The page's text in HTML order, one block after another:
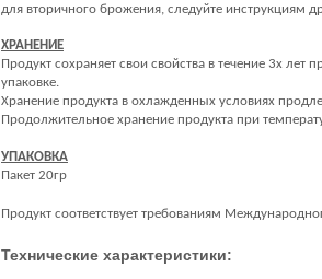
для вторичного брожения, следуйте инструкциям
ХРАНЕНИЕ
Продукт сохраняет свои свойства в течение 3х
упаковке.
Хранение продукта в охлажденных условиях
Продолжительное хранение продукта при
УПАКОВКА
Пакет 20гр
Продукт соответствует требованиям
Технические характеристики: